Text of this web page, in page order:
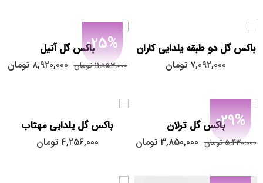
باکس گل دو طبقه یلدایی کاران
۷,۰۹۲,۰۰۰ تومان
-25%باکس گل آنیل
۱۱,۸۵۳,۰۰۰ تومان ۸,۹۲۰,۰۰۰ تومان
-29%باکس گل ترلان
۵,۴۳۰,۰۰۰ تومان ۳,۸۵۰,۰۰۰ تومان
باکس گل یلدایی مهتاب
۴,۲۵۶,۰۰۰ تومان